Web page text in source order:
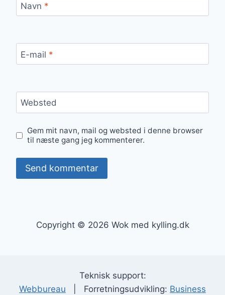
Navn *
E-mail *
Websted
Gem mit navn, mail og websted i denne browser
til næste gang jeg kommenterer.
Copyright © 2026 Wok med kylling.dk
Teknisk support:
Webbureau | Forretningsudvikling: Business